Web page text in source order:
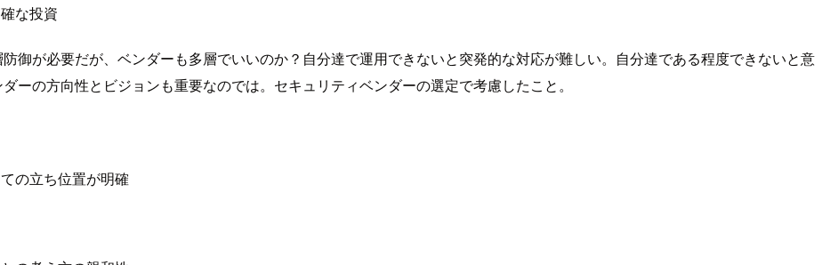
な投資
御が必要だが、ベンダーも多層でいいのか？自分達で運用できないと突発的な対応が難しい。自分達である程度できないと意
ーの方向性とビジョンも重要なのでは。セキュリティベンダーの選定で考慮したこと。
の立ち位置が明確